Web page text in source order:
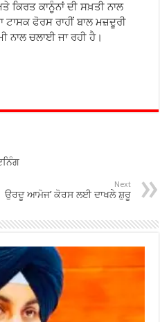
ਕਿਰਤ ਕਾਨੂੰਨਾਂ ਦੀ ਸਖ਼ਤੀ ਨਾਲ
ਟਾਸਕ ਫੋਰਸ ਰਾਹੀਂ ਬਾਲ ਮਜ਼ਦੂਰੀ
ਨਾਲ ਚਲਾਈ ਜਾ ਰਹੀ ਹੈ।
Next
ਉਰਦੂ ਆਮੋਜ’ ਕੋਰਸ ਲਈ ਦਾਖਲੇ ਸ਼ੁਰੂ